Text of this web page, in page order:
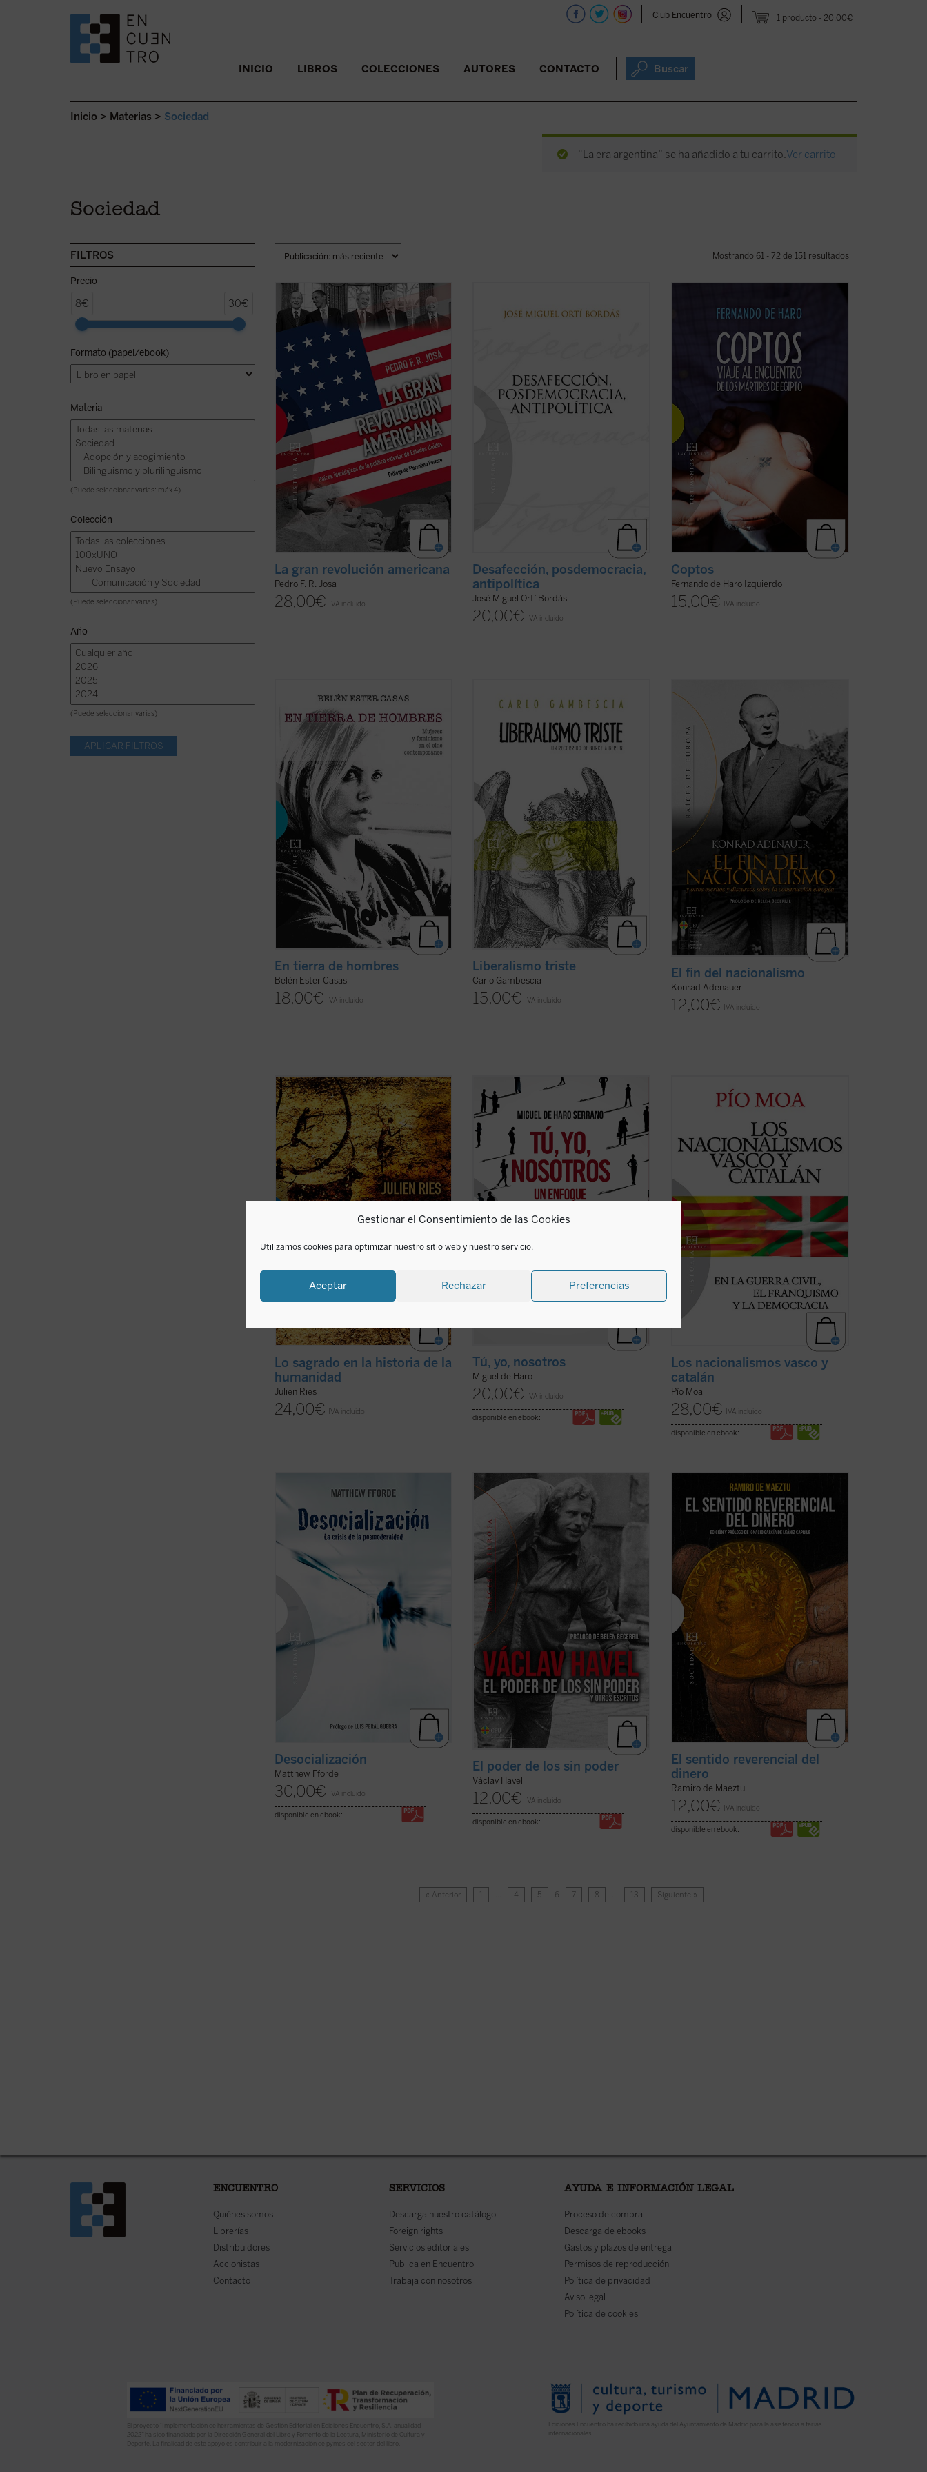
Gestionar el Consentimiento de las Cookies
Utilizamos cookies para optimizar nuestro sitio web y nuestro servicio.
Aceptar Rechazar Preferencias
1 producto 20,00€
Club Encuentro
SALTAR AL CONTENIDO. INICIO LIBROS COLECCIONES AUTORES CONTACTO Buscar
Inicio > Materias > Sociedad
“La era argentina” se ha añadido a tu carrito.Ver carrito
Sociedad
FILTROS
Precio
8€ 30€
Formato (papel/ebook)
Materia
(Puede seleccionar varias: máx 4)
Colección
(Puede seleccionar varias)
Año
(Puede seleccionar varias)
Mostrando 61 - 72 de 151 resultados
Uno de los campos en los que es difícil
que se dé en nuestros días una
confrontación pacífica de ideas es el del
análisis de las políticas de los Estados
Unidos en el ámbito exterior, ya que se
suelen tomar habitualmente como punto
de ...
(ver ficha)
La gran revolución americana
Pedro F. R. Josa
28,00€ IVA incluido
su amplio conocimiento de la política
(ver ficha)
Desafección, posdemocracia,
antipolítica
José Miguel Ortí Bordás
20,00€ IVA incluido
encuentros sobre el terreno, el periodista
actualidad y la historia de estos cristianos
de Oriente Próximo que, a pesar de la
persecución, persisten en su rechazo de
(ver ficha)
Coptos
Fernando de Haro Izquierdo
15,00€ IVA incluido
¿Cómo ha cambiado, desde los
revolucionarios 60, el personaje
femenino en el cine?
En tierra de hombres. Mujeres y
feminismo en el cine contemporáneo
presenta un análisis profundo y sin
prejuicios de las claves de la «nueva ...
(ver ficha)
En tierra de hombres
Belén Ester Casas
18,00€ IVA incluido
El presente libro no pretende ser una
historia detallada y exhaustiva del
pensamiento liberal, sino que aspira a
verificar, como se hace en el campo de la
química o de la física, la cualidad, el valor
examinada ...
Liberalismo triste
Carlo Gambescia
15,00€ IVA incluido
Junto con Jean Monnet, Robert Schuman
o Alcide De Gasperi, el canciller alemán
Konrad Adenauer fue uno de los padres
de Europa, verdadero protagonista del
proceso de integración puesto en marcha
tras la Segunda Guerra Mundial. Se
recogen en esta ...
(ver ficha)
El fin del nacionalismo
Konrad Adenauer
12,00€ IVA incluido
Desde Fustel de Coulanges hasta Mircea
Eliade, la presencia de lo sagrado en las
religiones ha suscitado el interés de
etnólogos, historiadores, teólogos y
sociólogos. Hasta la época moderna, lo
sagrado ha ocupado un lugar central en
la ...(ver ficha)
Lo sagrado en la historia de la
humanidad
Julien Ries
24,00€ IVA incluido
---¿Qué es la sociedad civil?
---Tú, yo, nosotros.
Con esta escueta fórmula, el autor
resume el fundamento de la sociedad
civil: cuando yo, desde mi soledad, busco
al otro, cuando lo necesito o me necesita;
cuando otros ...(ver ficha)
Tú, yo, nosotros
Miguel de Haro
20,00€ IVA incluido
disponible en ebook:
Este libro aspira a disolver en lo posible
las brumas de ignorancia en que se viene
desenvolviendo la política española con
respecto a la cuestión del separatismo.
«Es crítica, innovadora e introduce un
chorro de aire fresco en una zona ...
Los nacionalismos vasco y
catalán
Pío Moa
28,00€ IVA incluido
disponible en ebook:
La dinámica que caracteriza a la
sociedad postmoderna es la pérdida de
vínculos. Esta «desocialización» es
analizada en detalle por Matthew Fforde
en este libro, explorando sus orígenes,
sus características y los mecanismos de
(ver ficha)
Desocialización
Matthew Fforde
30,00€ IVA incluido
disponible en ebook:
El poder de los sin poderes una de las
obras más importantes de Václav Havel
(1936-2011), un ensayo que constituyó un
verdadero grito de libertad en los años
setenta y que pronto se convertiría en un
manifiesto de la disidencia en ...
ficha)
El poder de los sin poder
Václav Havel
12,00€ IVA incluido
disponible en ebook:
Pocas veces hallará el lector una obra tan
sorprendentemente oportuna y
esclarecedora para nuestras actuales
circunstancias económico-financieras y
morales como ésta de Ramiro de Maeztu.
Oportuna, al interrogarnos forzosamente
por las causas ...(ver ficha)
El sentido reverencial del
dinero
Ramiro de Maeztu
12,00€ IVA incluido
disponible en ebook:
« Anterior 1 … 4 5 6 7 8 … 13 Siguiente »
ENCUENTRO
Quiénes somos
Librerías
Distribuidores
Accionistas
Contacto
SERVICIOS
Descarga nuestro catálogo
Foreign rights
Servicios editoriales
Publica en Encuentro
Trabaja con nosotros
AYUDA E INFORMACIÓN LEGAL
Proceso de compra
Descarga de ebooks
Gastos y plazos de entrega
Permisos de reproducción
Política de privacidad
Aviso legal
Política de cookies
El proyecto “Implementación de herramientas de Gestión Editorial en Ediciones Encuentro, S.A. anualidad
2022” ha sido financiado por la Dirección General del Libro y Fomento de la Lectura, Ministerio de Cultura y
Deporte. La finalidad de este apoyo es contribuir a la modernización de pymes del sector del libro.
Ediciones Encuentro ha recibido una ayuda del Ayuntamiento de Madrid para la asistencia a ferias